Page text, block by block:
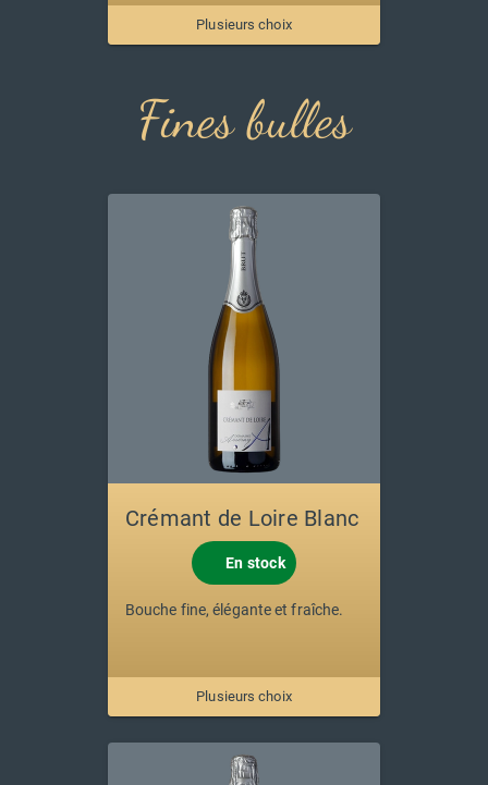
charnu avec beaucoup de rondeur.
Plusieurs choix
Fines bulles
Crémant de Loire Blanc
En stock
Bouche fine, élégante et fraîche.
Plusieurs choix